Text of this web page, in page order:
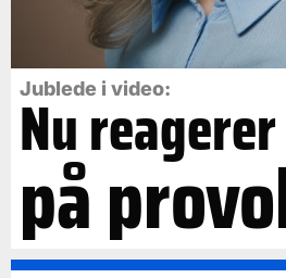
Jublede i video:
Nu
på